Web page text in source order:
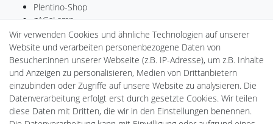
Plentino-Shop
gAGaLamp
Drohnenstore24
Cardanlight-Shop
Batteriespeicher
PlentiSolar
Gebrauchtlicht
Ledkauf
DEYESOLAR
Lightech Connect
Wir verwenden Cookies und ähnliche Technologien auf unserer
Website und verarbeiten personenbezogene Daten von
Besucher:innen unserer Webseite (z.B. IP-Adresse), um z.B. Inhalte
und Anzeigen zu personalisieren, Medien von Drittanbietern
einzubinden oder Zugriffe auf unsere Website zu analysieren. Die
Datenverarbeitung erfolgt erst durch gesetzte Cookies. Wir teilen
diese Daten mit Dritten, die wir in den Einstellungen benennen.